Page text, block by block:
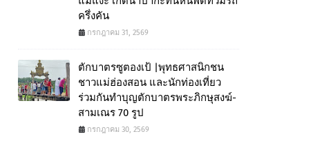
ครึ่งคัน
กรกฎาคม 31, 2569
ตักบาตรซูตองเป้ |พุทธศาสนิกชน
ชาวแม่ฮ่องสอน และนักท่องเที่ยว
ร่วมกันทำบุญตักบาตรพระภิกษุสงฆ์-
สามเณร 70 รูป
กรกฎาคม 30, 2569